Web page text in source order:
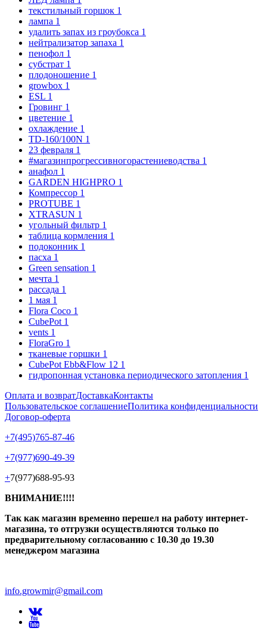
текстильный горшок 1
лампа 1
удалить запах из гроубокса 1
нейтрализатор запаха 1
пенофол 1
субстрат 1
плодоношение 1
growbox 1
ESL 1
Гровинг 1
цветение 1
охлаждение 1
TD-160/100N 1
23 февраля 1
#магазинпрогрессивногорастениеводства 1
анафол 1
GARDEN HIGHPRO 1
Компрессор 1
PROTUBE 1
XTRASUN 1
угольный фильтр 1
таблица кормления 1
подоконник 1
пасха 1
Green sensation 1
мечта 1
рассада 1
1 мая 1
Flora Coco 1
CubePot 1
vents 1
FloraGro 1
тканевые горшки 1
CubePot Ebb&Flow 12 1
гидропонная установка периодического затопления 1
Оплата и возвратДоставкаКонтакты
Пользовательское соглашениеПолитика конфиденциальности
Договор-оферта
+7(495)765-87-46
+7(977)690-49-39
+7(977)688-95-93
ВНИМАНИЕ!!!!
Так как магазин временно перешел на работу интернет-
магазина, то отгрузки осуществляются только по
предварительному согласованию с 10.30 до 19.30
менеджером магазина
info.growmir@gmail.com